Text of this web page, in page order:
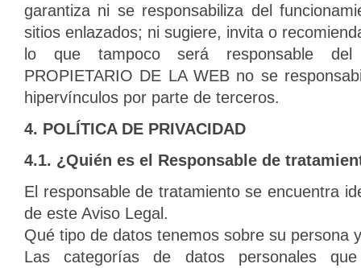
garantiza ni se responsabiliza del
sitios enlazados; ni sugiere, invita o
lo que tampoco será responsable del
PROPIETARIO DE LA WEB no se
hipervínculos por parte de terceros.
4. POLÍTICA DE PRIVACIDAD
4.1. ¿Quién es el Responsable de
El responsable de tratamiento se encuentra
de este Aviso Legal.
Qué tipo de datos tenemos sobre su persona
Las categorías de datos personales